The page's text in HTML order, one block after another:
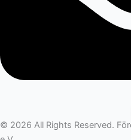
© 2026 All Rights Reserved.